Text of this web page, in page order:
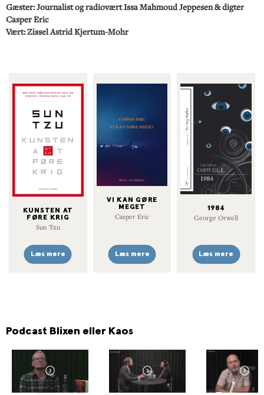
Gæster: Journalist og radiovært Issa Mahmoud Jeppesen & digter
Casper Eric
Vært: Zissel Astrid Kjertum-Mohr
KUNSTEN AT
FØRE KRIG
Sun Tzu
Læs mere
VI KAN GØRE
MEGET
Casper Eric
Læs mere
1984
George Orwell
Læs mere
Podcast Blixen eller Kaos